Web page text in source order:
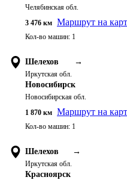
Челябинская обл.
3 476 км Маршрут на
Кол-во машин: 1
Шелехов →
Иркутская обл.
Новосибирск
Новосибирская обл.
1 870 км Маршрут на
Кол-во машин: 1
Шелехов →
Иркутская обл.
Красноярск